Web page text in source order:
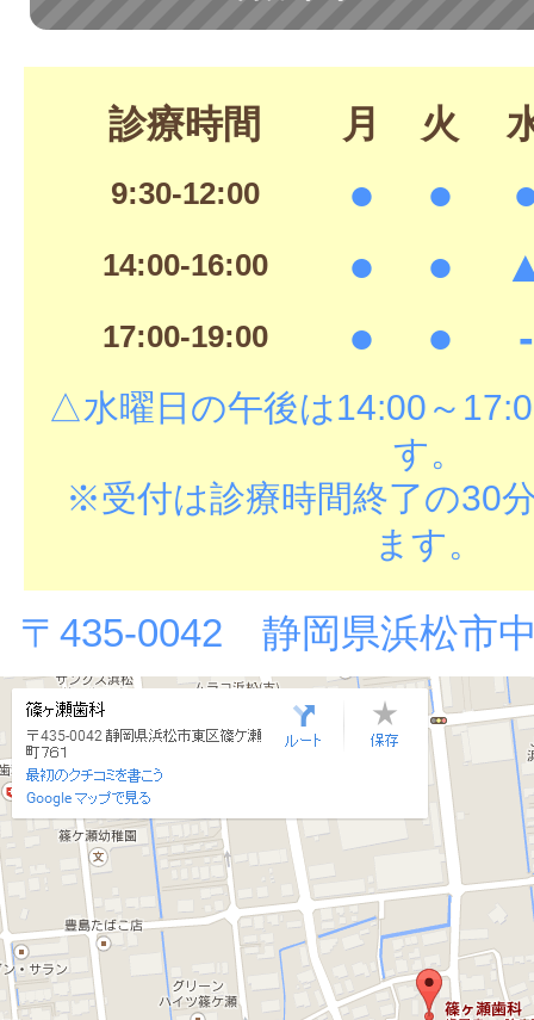
診療時間 月 火
9:30-12:00 ● ●
14:00-16:00 ● ●
17:00-19:00 ● ● -
△水曜日の午後は14:00～
す。
※受付は診療時間終了の30
ます。
〒435-0042 静岡県浜松市